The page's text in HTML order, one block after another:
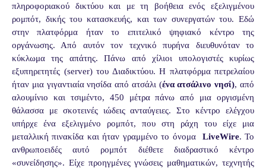
πληροφοριακού δικτύου και με τη βοήθεια ενός εξελιγμένου
ρομπότ, δικής του κατασκευής, και των συνεργατών του. Εδώ
στην πλατφόρμα ήταν το επιτελικό ψηφιακό κέντρο της
οργάνωσης. Από αυτόν τον τεχνικό πυρήνα διευθυνόταν το
κύκλωμα της απάτης. Πάνω από χίλιοι υπολογιστές κυρίως
εξυπηρετητές (server) του Διαδικτύου. Η πλατφόρμα πετρελαίου
ήταν μια γιγαντιαία νησίδα από ατσάλι (ένα ατσάλινο νησί), από
αλουμίνιο και τσιμέντο, 450 μέτρα πάνω από μια οργισμένη
θάλασσα με σκοτεινές ιώδεις ανταύγειες. Στο κέντρο ελέγχου
υπήρχε ένα εξελιγμένο ρομπότ, που στη ράχη του είχε μια
μεταλλική πινακίδα και ήταν γραμμένο το όνομα
LiveWire.To
ανθρωποειδές αυτό ρομπότ διέθετε διαδραστικό κέντρο
«συνείδησης». Είχε προηγμένες γνώσεις μαθηματικών, τεχνητής